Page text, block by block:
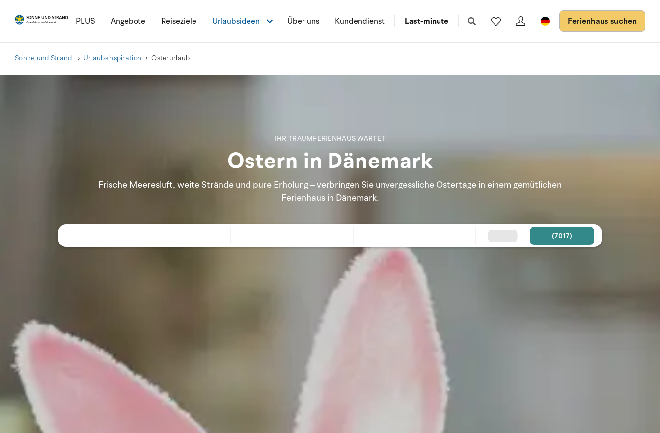
PLUS Angebote Reiseziele Urlaubsideen Über uns Kundendienst Last-minute Ferienhaus suchen
Sonne und Strand Urlaubsinspiration Osterurlaub
IHR TRAUMFERIENHAUS WARTET
Ostern in Dänemark
Frische Meeresluft, weite Strände und pure Erholung – verbringen Sie unvergessliche Ostertage in einem gemütlichen
Ferienhaus in Dänemark.
(7017)